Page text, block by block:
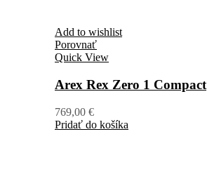
Add to wishlist
Porovnať
Quick View
Arex Rex Zero 1 Compact
769,00 €
Pridať do košíka